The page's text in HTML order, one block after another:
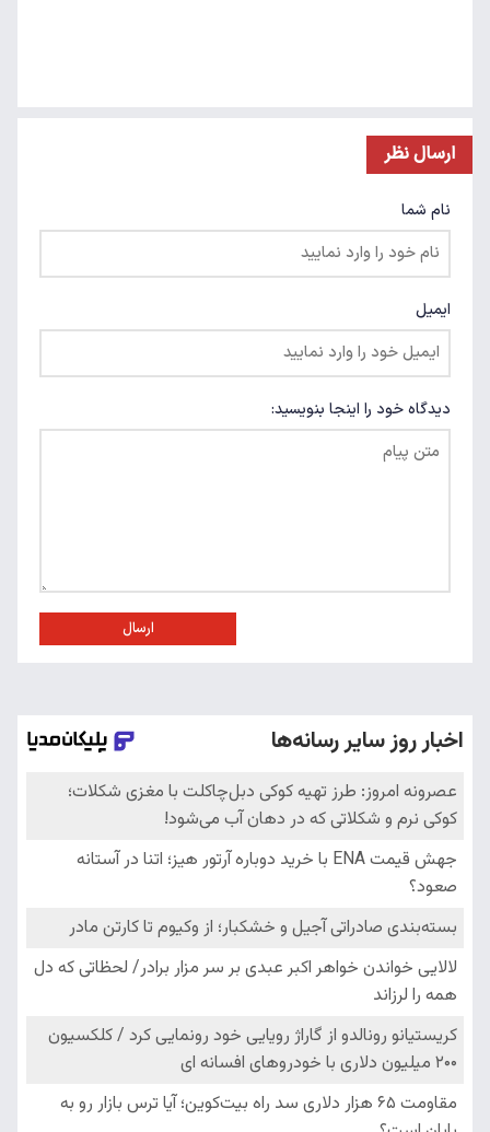
ارسال نظر
نام شما
ایمیل
دیدگاه خود را اینجا بنویسید:
ارسال